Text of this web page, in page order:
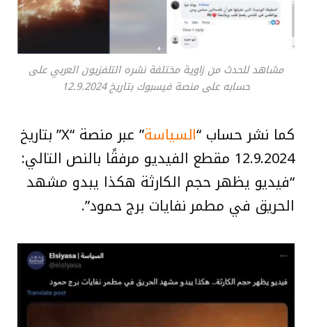
مشاهد للحدث من زاوية مختلفة نشره التلفزيون العربي على
حسابه على منصة فيسبوك بتاريخ 12.9.2024
كما نشر حساب “السياسة
” عبر منصة “X” بتاريخ
12.9.2024 مقطع الفيديو مرفقًا بالنص التالي:
“فيديو يظهر حجم الكارثة هكذا يبدو مشهد
الحريق في مطمر نفايات برج حمود”.